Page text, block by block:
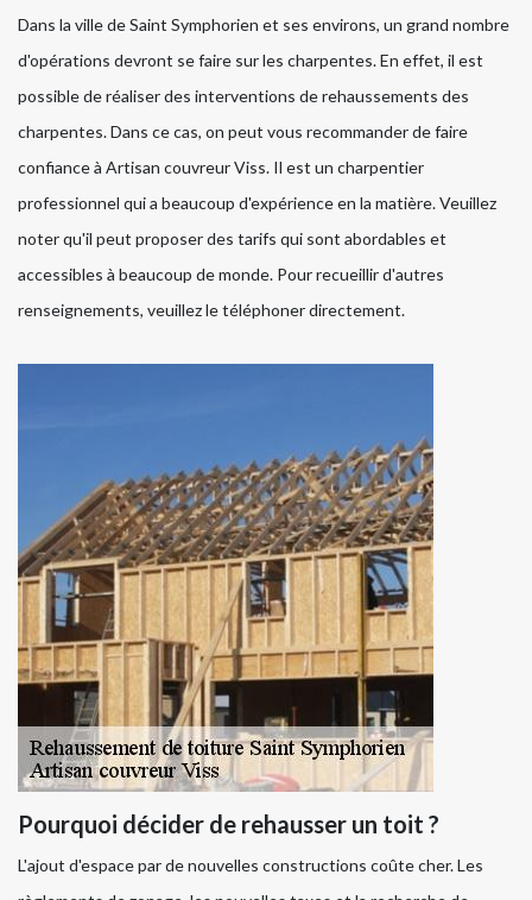
Dans la ville de Saint Symphorien et ses environs, un grand nombre
d'opérations devront se faire sur les charpentes. En effet, il est
possible de réaliser des interventions de rehaussements des
charpentes. Dans ce cas, on peut vous recommander de faire
confiance à Artisan couvreur Viss. Il est un charpentier
professionnel qui a beaucoup d'expérience en la matière. Veuillez
noter qu'il peut proposer des tarifs qui sont abordables et
accessibles à beaucoup de monde. Pour recueillir d'autres
renseignements, veuillez le téléphoner directement.
Pourquoi décider de rehausser un toit ?
L'ajout d'espace par de nouvelles constructions coûte cher. Les